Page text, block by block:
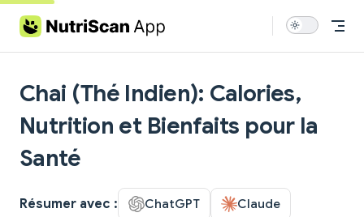
Skip to content
Chai (Thé Indien): Calories,
Nutrition et Bienfaits pour la
Santé
Résumer avec : ChatGPT Claude